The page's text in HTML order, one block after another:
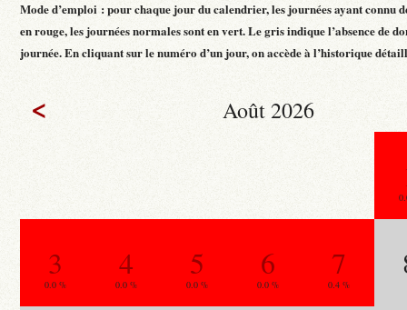
Mode d’emploi : pour chaque jour du calendrier, les journées ayant connu
en rouge, les journées normales sont en vert. Le gris indique l’absence de
journée. En cliquant sur le numéro d’un jour, on accède à l’historique
< Août 2026
3
0.0 %
4
0.0 %
5
0.0 %
6
0.0 %
7
0.4 %